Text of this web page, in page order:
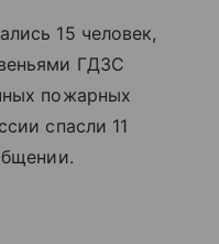
15 человек,
ГДЗС
пожарных
спасли 11